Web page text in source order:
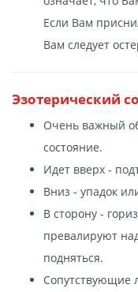
Если Вам
Вам следует
Эзотерический
Очень важный
состояние.
Идет вверх -
Вниз - упадок
В сторону -
превалируют
подняться.
Сопутствующие